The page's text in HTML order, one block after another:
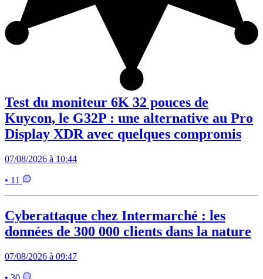
Test du moniteur 6K 32 pouces de
Kuycon, le G32P : une alternative au Pro
Display XDR avec quelques compromis
07/08/2026 à 10:44
• 11
Cyberattaque chez Intermarché : les
données de 300 000 clients dans la nature
07/08/2026 à 09:47